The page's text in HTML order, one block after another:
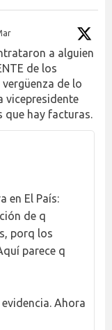
a alguien
de los
de lo
vicepresidente
que hay facturas.
en El País:
de q
porq los
parece q
Ahora